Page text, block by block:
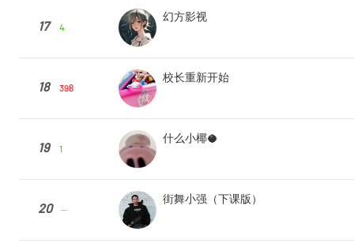
17 4
幻方影视
18 398
校长重新开始
19 1
什么小椰🥥
20 --
街舞小强（下课版）